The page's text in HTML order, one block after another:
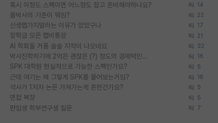
혹시 이정도 스펙이면 어느정도 잡고 준비해야하나요? 14
물박사의 기준이 뭐임? 22
신생랩가지말라는 이유가 있었구나 17
장학금 모은 랩비통장 21
AI 학회들 거품 슬슬 지적이 나오네요 32
박사진학하기에 2억은 괜찮은 (?) 정도의 경제력인가요 16
SPK 대학원 현실적으로 가능한 스펙인가요? 5
근데 여기는 왜 그렇게 SPK를 물어보는거임? 16
석사가 1저자 논문 가져가는게 흔한건가요? 5
면접 복장 5
편입생 학부연구생 질문 7